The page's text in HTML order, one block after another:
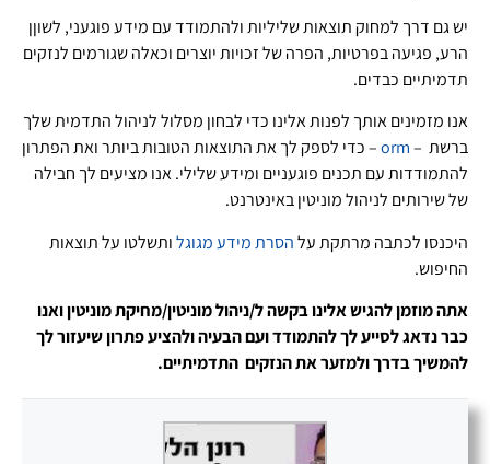
יש גם דרך למחוק תוצאות שליליות ולהתמודד עם מידע פוגעני, לשוןן
הרע, פגיעה בפרטיות, הפרה של זכויות יוצרים וכאלה שגורמים לנזקים
תדמיתיים כבדים.
אנו מזמינים אותך לפנות אלינו כדי לבחון מסלול לניהול התדמית שלך
ברשת –orm– כדי לספק לך את התוצאות הטובות ביותר ואת הפתרון
להתמודדות עם תכנים פוגעניים ומידע שלילי. אנו מציעים לך חבילה
של שירותים לניהול מוניטין באינטרנט.
היכנסו לכתבה מרתקת עלהסרת מידע מגוגלותשלטו על תוצאות
החיפוש.
אתה מוזמן להגיש אלינו בקשה ל/ניהול מוניטין/מחיקת מוניטין ואנו
כבר נדאג לסייע לך להתמודד ועם הבעיה ולהציע פתרון שיעזור לך
להמשיך בדרך ולמזער את הנזקים התדמיתיים.